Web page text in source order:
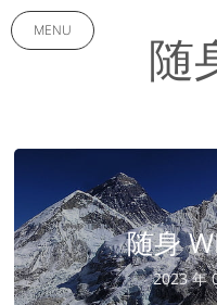
MENU 随
随身
2023 年